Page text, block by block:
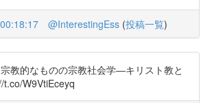
@InterestingEss (投稿一覧)
教的なものの宗教社会学―キリスト教と
W9VtiEceyq